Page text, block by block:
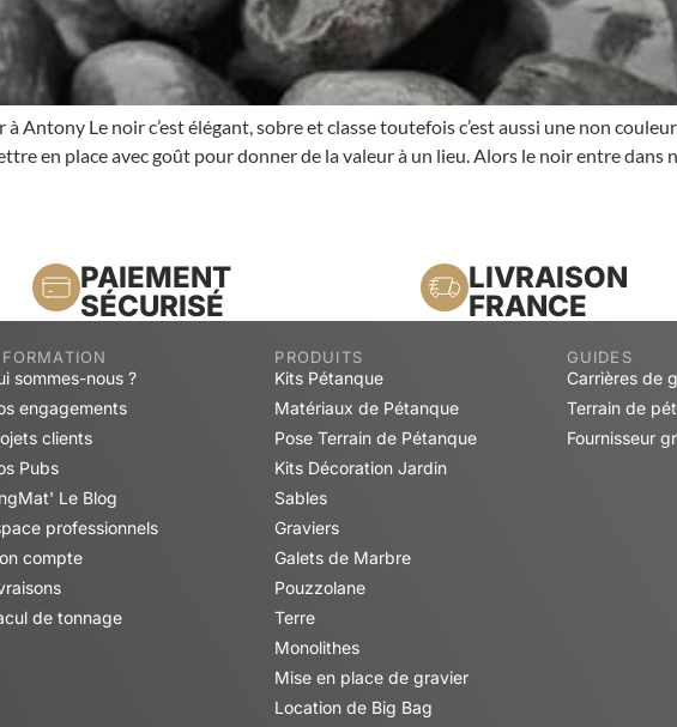
Antony Le noir c’est élégant, sobre et classe toutefois c’est aussi une non
en place avec goût pour donner de la valeur à un lieu. Alors le noir entre dans
PAIEMENT
SÉCURISÉ
LIVRAISON
FRANCE
sommes-nous ?
engagements
clients
Pubs
Le Blog
professionnels
compte
de tonnage
PRODUITS
Kits Pétanque
Matériaux de Pétanque
Pose Terrain de Pétanque
Kits Décoration Jardin
Sables
Graviers
Galets de Marbre
Pouzzolane
Terre
Monolithes
Mise en place de gravier
Location de Big Bag
GUIDES
Carrières de
Terrain de
Fournisseur